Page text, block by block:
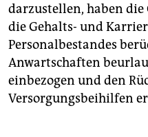
darzustellen, haben
die Gehalts- und
Personalbestandes
Anwartschaften
einbezogen und den
Versorgungsbeihilfen